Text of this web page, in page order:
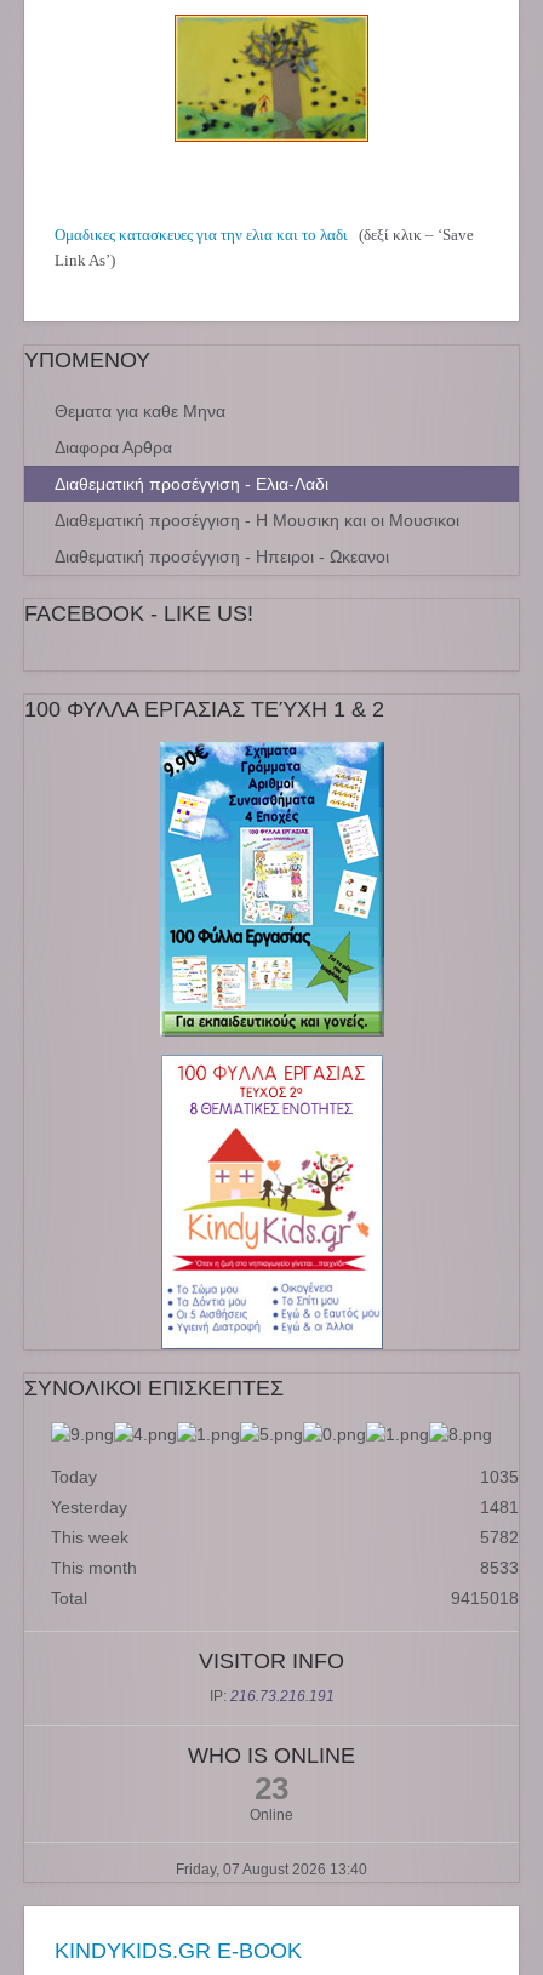
Ομαδικες κατασκευες για την ελια και το λαδι (δεξί κλικ – ‘Save
Link As’)
ΥΠΟΜΕΝΟΥ
Θεματα για καθε Μηνα
Διαφορα Αρθρα
Διαθεματική προσέγγιση - Ελια-Λαδι
Διαθεματική προσέγγιση - Η Μουσικη και οι Μουσικοι
Διαθεματική προσέγγιση - Ηπειροι - Ωκεανοι
FACEBOOK - LIKE US!
100 ΦΥΛΛΑ ΕΡΓΑΣΙΑΣ ΤΕΎΧΗ 1 & 2
ΣΥΝΟΛΙΚΟΙ ΕΠΙΣΚΕΠΤΕΣ
Today
1035
Yesterday
1481
This week
5782
This month
8533
Total
9415018
VISITOR INFO
IP: 216.73.216.191
WHO IS ONLINE
23
Online
Friday, 07 August 2026 13:40
KINDYKIDS.GR E-BOOK